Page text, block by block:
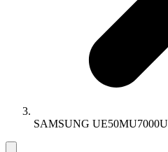
SAMSUNG